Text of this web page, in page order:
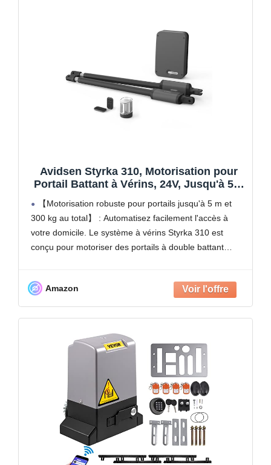
Avidsen Styrka 310, Motorisation pour
Portail Battant à Vérins, 24V, Jusqu'à 5m
et 300kg au total, Automatisme de Portail
Électrique, Arrêt sur Obstacle, 2
Télécommandes
【Motorisation robuste pour portails jusqu'à 5 m et
300 kg au total】 : Automatisez facilement l'accès à
votre domicile. Le système à vérins Styrka 310 est
conçu pour motoriser des portails à double battant
Amazon